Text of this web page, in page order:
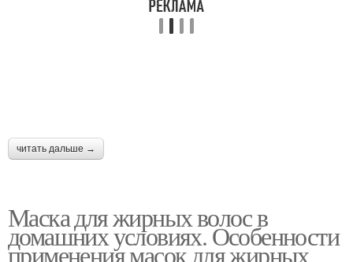
читать дальше →
Маска для жирных волос в
домашних условиях. Особенности
применения масок для жирных